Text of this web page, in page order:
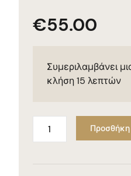
€55.00
Συμεριλαμβάνει
κλήση 15 λεπτών